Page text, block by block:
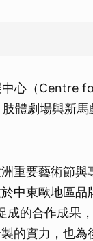
中心（Centre
體劇場與新
重要藝術節與
中東歐地區品
的合作成果
的實力，也為